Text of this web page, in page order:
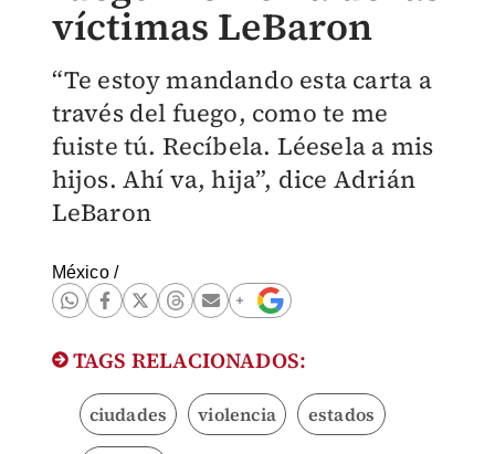
víctimas LeBaron
“Te estoy mandando esta carta a
través del fuego, como te me
fuiste tú. Recíbela. Léesela a mis
hijos. Ahí va, hija”, dice Adrián
LeBaron
México/
TAGS RELACIONADOS:
ciudades violencia estados